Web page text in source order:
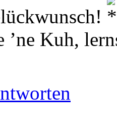
’ne Kuh,